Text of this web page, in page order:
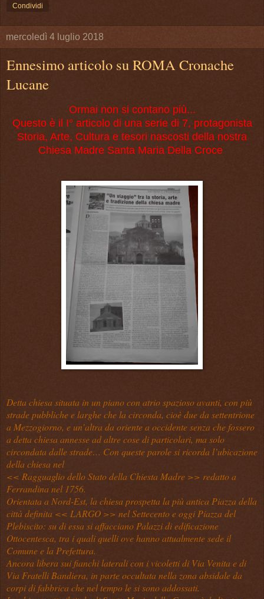
Condividi
mercoledì 4 luglio 2018
Ennesimo articolo su ROMA Cronache
Lucane
Ormai non si contano più...
Questo è il I° articolo di una serie di 7, protagonista
Storia, Arte, Cultura e tesori nascosti della nostra
Chiesa Madre Santa Maria Della Croce
Detta chiesa situata in un piano con atrio spazioso avanti, con più
strade pubbliche e larghe che la circonda, cioè due da settentrione
a Mezzogiorno, e un’altra da oriente a occidente senza che fossero
a detta chiesa annesse ad altre cose di particolari, ma solo
circondata dalle strade… Con queste parole si ricorda l’ubicazione
della chiesa nel
<< Ragguaglio dello Stato della Chiesta Madre >> redatto a
Ferrandina nel 1756.
Orientata a Nord-Est, la chiesa prospetta la più antica Piazza della
città definita << LARGO >> nel Settecento e oggi Piazza del
Plebiscito: su di essa si affacciano Palazzi di edificazione
Ottocentesca, tra i quali quelli ove hanno attualmente sede il
Comune e la Prefettura.
Ancora libera sui fianchi laterali con i vicoletti di Via Venita e di
Via Fratelli Bandiera, in parte occultata nella zona absidale da
corpi di fabbrica che nel tempo le si sono addossati.